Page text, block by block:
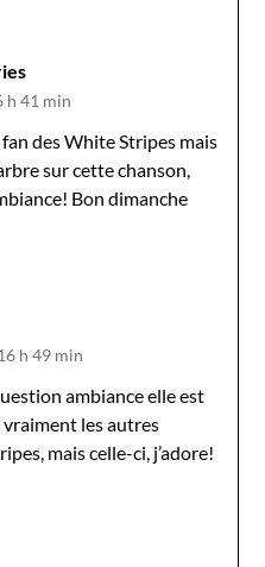
h 41 min
des White Stripes mais
sur cette chanson,
Bon dimanche
h 49 min
ambiance elle est
les autres
mais celle-ci, j’adore!